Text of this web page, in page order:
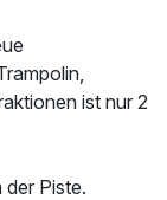
ist nur 2
der Piste.